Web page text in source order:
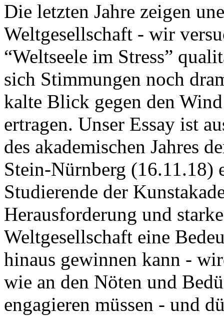
Die letzten Jahre zeigen
Weltgesellschaft - wir
“Weltseele im Stress”
sich Stimmungen noch
kalte Blick gegen den
ertragen. Unser Essay ist
des akademischen Jahres
Stein-Nürnberg (16.11.18)
Studierende der
Herausforderung und
Weltgesellschaft eine
hinaus gewinnen kann -
wie an den Nöten und
engagieren müssen - und